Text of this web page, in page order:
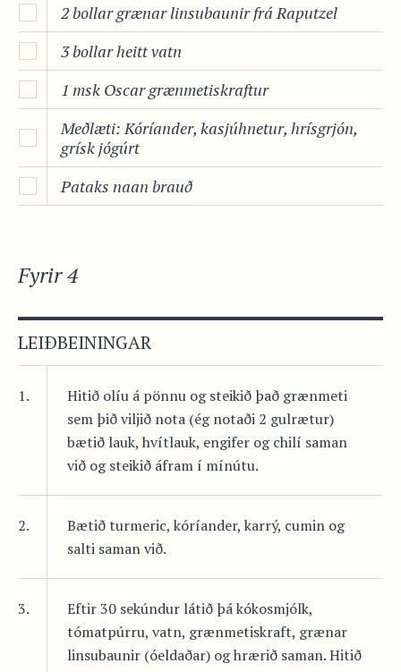
2 bollar grænar linsubaunir frá Raputzel
3 bollar heitt vatn
1 msk Oscar grænmetiskraftur
Meðlæti: Kóríander, kasjúhnetur, hrísgrjón,
grísk jógúrt
Pataks naan brauð
Fyrir 4
LEIÐBEININGAR
1.
Hitið olíu á pönnu og steikið það grænmeti
sem þið viljið nota (ég notaði 2 gulrætur)
bætið lauk, hvítlauk, engifer og chilí saman
við og steikið áfram í mínútu.
2.
Bætið turmeric, kóríander, karrý, cumin og
salti saman við.
3.
Eftir 30 sekúndur látið þá kókosmjólk,
tómatpúrru, vatn, grænmetiskraft, grænar
linsubaunir (óeldaðar) og hrærið saman. Hitið